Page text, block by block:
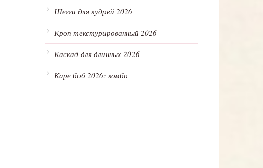
Шегги для кудрей 2026
Кроп текстурированный 2026
Каскад для длинных 2026
Каре боб 2026: комбо